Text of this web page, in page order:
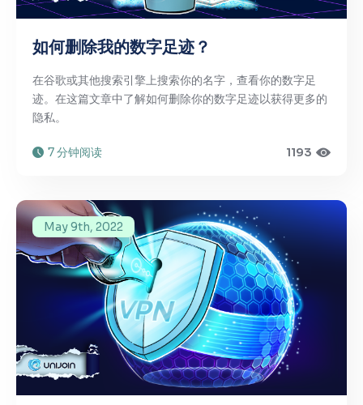
如何删除我的数字足迹？
在谷歌或其他搜索引擎上搜索你的名字，查看你的数字足
迹。在这篇文章中了解如何删除你的数字足迹以获得更多的
隐私。
7 分钟阅读 1193
May 9th, 2022